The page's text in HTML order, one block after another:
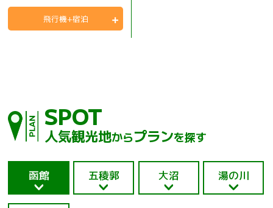
飛行機+宿泊
SPOT
人気観光地からプランを探す
函館 五稜郭 大沼 湯の川